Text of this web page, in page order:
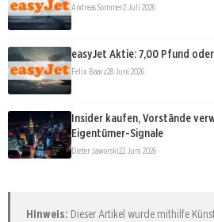
Andreas Sommer2. Juli 2026
easyJet Aktie: 7,00 Pfund
Felix Baarz28. Juni 2026
Insider kaufen, Vorstände
Eigentümer-Signale
Dieter Jaworski22. Juni 2026
Hinweis: Dieser Artikel wurde mithilfe